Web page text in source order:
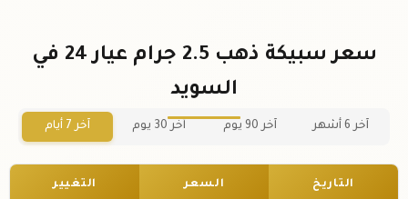
سعر سبيكة ذهب 2.5 جرام عيار 24 في
السويد
آخر 6 أشهر آخر 90 يوم آخر 30 يوم آخر 7 أيام
التاريخ السعر التغيير